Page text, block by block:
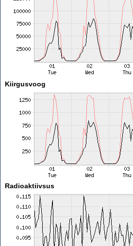
Kiirgusvoog
Radioaktiivsus